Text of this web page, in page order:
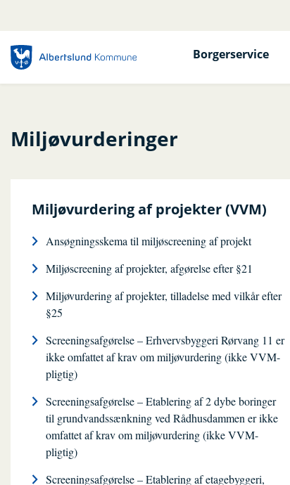
Borgerservice
Miljøvurderinger
Miljøvurdering af projekter (VVM)
Ansøgningsskema til miljøscreening af projekt
Miljøscreening af projekter, afgørelse efter §21
Miljøvurdering af projekter, tilladelse med vilkår efter
§25
Screeningsafgørelse – Erhvervsbyggeri Rørvang 11 er
ikke omfattet af krav om miljøvurdering (ikke VVM-
pligtig)
Screeningsafgørelse – Etablering af 2 dybe boringer
til grundvandssænkning ved Rådhusdammen er ikke
omfattet af krav om miljøvurdering (ikke VVM-
pligtig)
Screeningsafgørelse – Etablering af etagebyggeri,